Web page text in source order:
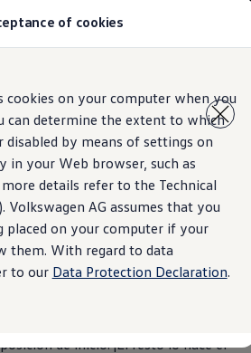
of cookies
cookies on your computer when you
can determine the extent to which
disabled by means of settings on
in your Web browser, such as
details refer to the Technical
Volkswagen AG assumes that you
placed on your computer if your
them. With regard to data
to our Data Protection Declaration.
para Prensa
Information
en el
de inicio. ¡El resto lo hace el